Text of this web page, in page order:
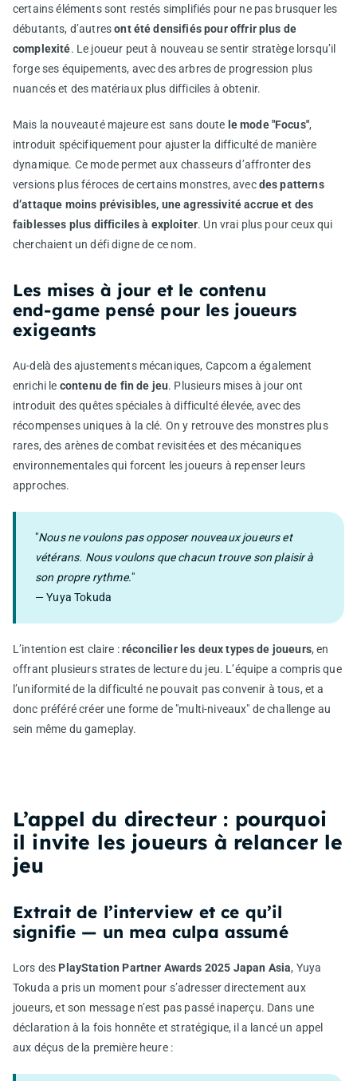
certains éléments sont restés simplifiés pour ne pas brusquer les
débutants, d’autresont été densifiés pour offrir plus de
complexité. Le joueur peut à nouveau se sentir stratège lorsqu’il
forge ses équipements, avec des arbres de progression plus
nuancés et des matériaux plus difficiles à obtenir.
Mais la nouveauté majeure est sans doute le mode "Focus",
introduit spécifiquement pour ajuster la difficulté de manière
dynamique. Ce mode permet aux chasseurs d’affronter des
versions plus féroces de certains monstres, avecdes patterns
d’attaque moins prévisibles, une agressivité accrue et des
faiblesses plus difficiles à exploiter. Un vrai plus pour ceux qui
cherchaient un défi digne de ce nom.
Les mises à jour et le contenu
end‑game pensé pour les joueurs
exigeants
Au-delà des ajustements mécaniques, Capcom a également
enrichi le contenu de fin de jeu. Plusieurs mises à jour ont
introduit des quêtes spéciales à difficulté élevée, avec des
récompenses uniques à la clé. On y retrouve des monstres plus
rares, des arènes de combat revisitées et des mécaniques
environnementales qui forcent les joueurs à repenser leurs
approches.
"Nous ne voulons pas opposer nouveaux joueurs et
vétérans. Nous voulons que chacun trouve son plaisir à
son propre rythme."
— Yuya Tokuda
L’intention est claire :réconcilier les deux types de joueurs, en
offrant plusieurs strates de lecture du jeu. L’équipe a compris que
l’uniformité de la difficulté ne pouvait pas convenir à tous, et a
donc préféré créer une forme de "multi-niveaux" de challenge au
sein même du gameplay.
L’appel du directeur : pourquoi
il invite les joueurs à relancer le
jeu
Extrait de l’interview et ce qu’il
signifie — un mea culpa assumé
Lors des PlayStation Partner Awards 2025 Japan Asia, Yuya
Tokuda a pris un moment pour s’adresser directement aux
joueurs, et son message n’est pas passé inaperçu. Dans une
déclaration à la fois honnête et stratégique, il a lancé un appel
aux déçus de la première heure :